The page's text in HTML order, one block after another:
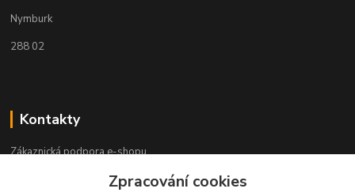
Nymburk
288 02
Kontakty
Zákaznická podpora e-shopu
Zpracování cookies